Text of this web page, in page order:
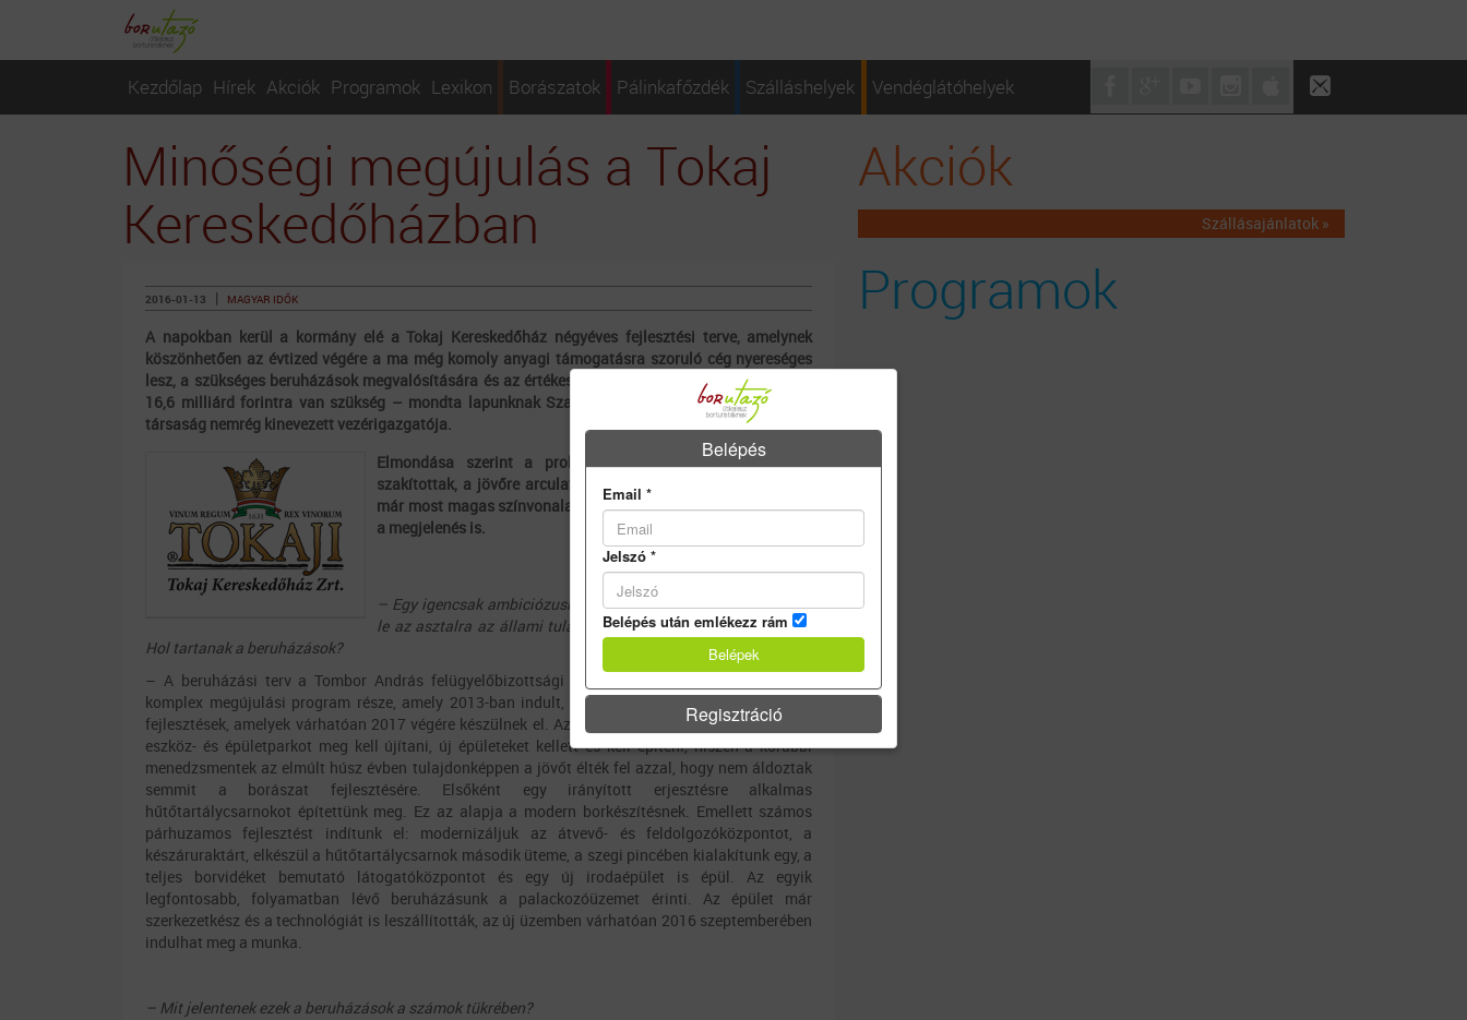
Kezdőlap Hírek Akciók Programok Lexikon Borászatok Pálinkafőzdék Szálláshelyek Vendéglátóhelyek
Minőségi megújulás a Tokaj
Kereskedőházban
2016-01-13 | MAGYAR IDŐK
A napokban kerül a kormány elé a Tokaj Kereskedőház négyéves fejlesztési terve, amelynek
köszönhetően az évtized végére a ma még komoly anyagi támogatásra szoruló cég nyereséges
lesz, a szükséges beruházások megvalósítására és az értékesítés felfutásához azonban további
16,6 milliárd forintra van szükség – mondta lapunknak Szappanos Péter, az állami tulajdonú
társaság nemrég kinevezett vezérigazgatója.
Elmondása szerint a problémákkal terhelt múlttal végleg
szakítottak, a jövőre arculatot váltó cég termékei minőségben
már most magas színvonalat képviselnek, ehhez igazodik majd
a megjelenés is.
– Egy igencsak ambiciózusnak mondható fejlesztési tervet tett
le az asztalra az állami tulajdonban lévő Tokaj Kereskedőház.
Hol tartanak a beruházások?
– A beruházási terv a Tombor András felügyelőbizottsági elnök irányítása alatt kidolgozott
komplex megújulási program része, amely 2013-ban indult, de igazi lendületet tavaly vettek a
fejlesztések, amelyek várhatóan 2017 végére készülnek el. Az előttünk álló három évben a teljes
eszköz- és épületparkot meg kell újítani, új épületeket kellett és kell építeni, hiszen a korábbi
menedzsmentek az elmúlt húsz évben tulajdonképpen a jövőt élték fel azzal, hogy nem áldoztak
semmit a borászat fejlesztésére. Elsőként egy irányított erjesztésre alkalmas
hűtőtartálycsarnokot építettünk meg. Ez az alapja a modern borkészítésnek. Emellett számos
párhuzamos fejlesztést indítunk el: modernizáljuk az átvevő- és feldolgozóközpontot, a
készáruraktárt, elkészül a hűtőtartálycsarnok második üteme, a szegi pincében kialakítunk egy, a
teljes borvidéket bemutató látogatóközpontot és egy új irodaépület is épül. Az egyik
legfontosabb, folyamatban lévő beruházásunk a palackozóüzemet érinti. Az épület már
szerkezetkész és a technológiát is leszállították, az új üzemben várhatóan 2016 szeptemberében
indulhat meg a munka.
– Mit jelentenek ezek a beruházások a számok tükrében?
Akciók
Szállásajánlatok »
Programok
Belépés
Email *
Jelszó *
Belépés után emlékezz rám
Regisztráció